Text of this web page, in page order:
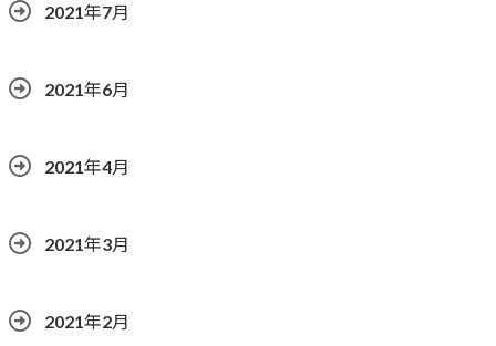
2021年7月
2021年6月
2021年4月
2021年3月
2021年2月